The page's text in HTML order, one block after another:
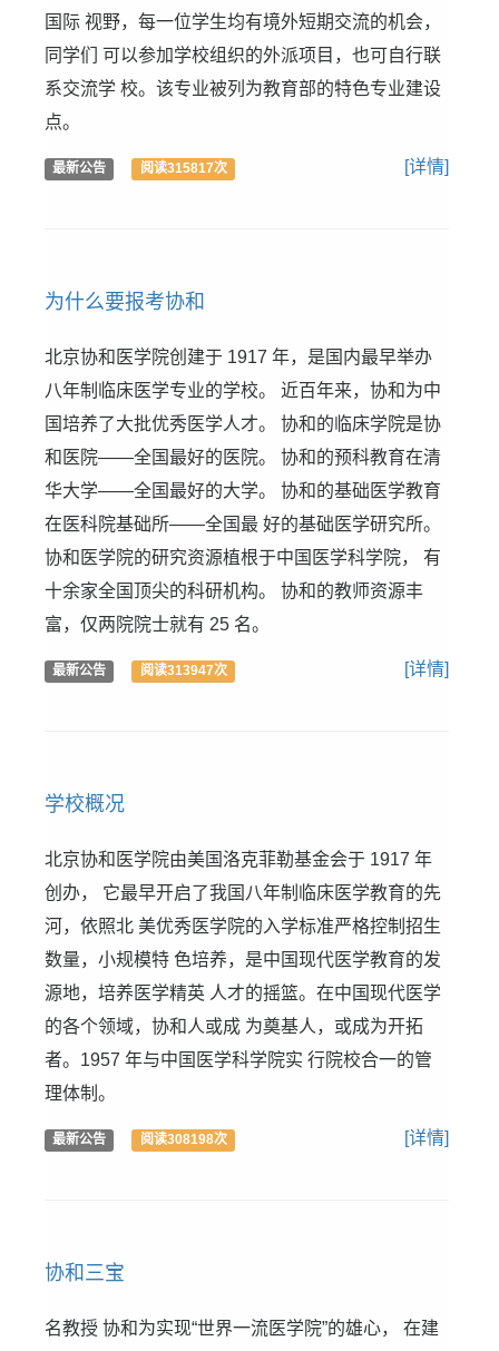
国际 视野，每一位学生均有境外短期交流的机会，
同学们 可以参加学校组织的外派项目，也可自行联
系交流学 校。该专业被列为教育部的特色专业建设
点。
最新公告 阅读315817次 [详情]
为什么要报考协和
北京协和医学院创建于 1917 年，是国内最早举办
八年制临床医学专业的学校。 近百年来，协和为中
国培养了大批优秀医学人才。 协和的临床学院是协
和医院——全国最好的医院。 协和的预科教育在清
华大学——全国最好的大学。 协和的基础医学教育
在医科院基础所——全国最 好的基础医学研究所。
协和医学院的研究资源植根于中国医学科学院， 有
十余家全国顶尖的科研机构。 协和的教师资源丰
富，仅两院院士就有 25 名。
最新公告 阅读313947次 [详情]
学校概况
北京协和医学院由美国洛克菲勒基金会于 1917 年
创办， 它最早开启了我国八年制临床医学教育的先
河，依照北 美优秀医学院的入学标准严格控制招生
数量，小规模特 色培养，是中国现代医学教育的发
源地，培养医学精英 人才的摇篮。在中国现代医学
的各个领域，协和人或成 为奠基人，或成为开拓
者。1957 年与中国医学科学院实 行院校合一的管
理体制。
最新公告 阅读308198次 [详情]
协和三宝
名教授 协和为实现“世界一流医学院”的雄心， 在建